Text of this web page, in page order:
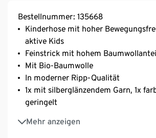
Bestellnummer: 135668
Kinderhose mit hoher
aktive Kids
Feinstrick mit hohem
Mit Bio-Baumwolle
In moderner Ripp-Qualität
1x mit silberglänzendem Garn, 1x
geringelt
Mehr anzeigen
Weiches Komfortbündchen für einen
Mit Elasthan: formbeständig,